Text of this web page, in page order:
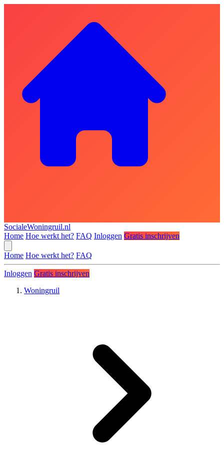
SocialeWoningruil.nl
Home Hoe werkt het? FAQ Inloggen Gratis inschrijven
Home Hoe werkt het? FAQ
Inloggen Gratis inschrijven
Woningruil